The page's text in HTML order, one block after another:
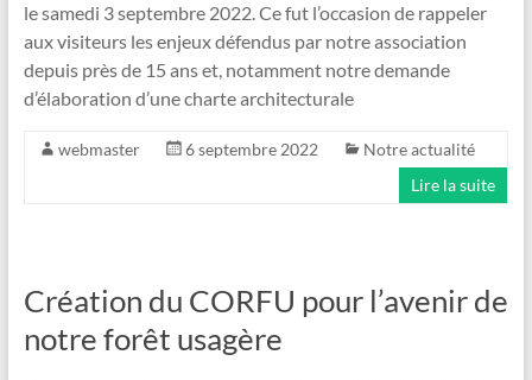
le samedi 3 septembre 2022. Ce fut l’occasion de rappeler
aux visiteurs les enjeux défendus par notre association
depuis près de 15 ans et, notamment notre demande
d’élaboration d’une charte architecturale
webmaster 6 septembre 2022
Notre actualité
Lire la suite
Création du CORFU pour l’avenir de
notre forêt usagère